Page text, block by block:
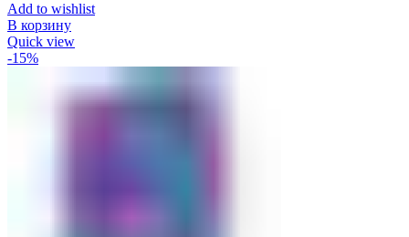
Add to wishlist
В корзину
Quick view
-15%